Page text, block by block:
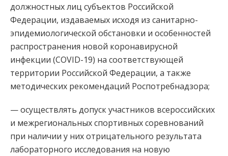
должностных лиц субъектов Российской
Федерации, издаваемых исходя из санитарно-
эпидемиологической обстановки и особенностей
распространения новой коронавирусной
инфекции (COVID-19) на соответствующей
территории Российской Федерации, а также
методических рекомендаций Роспотребнадзора;
— осуществлять допуск участников всероссийских
и межрегиональных спортивных соревнований
при наличии у них отрицательного результата
лабораторного исследования на новую